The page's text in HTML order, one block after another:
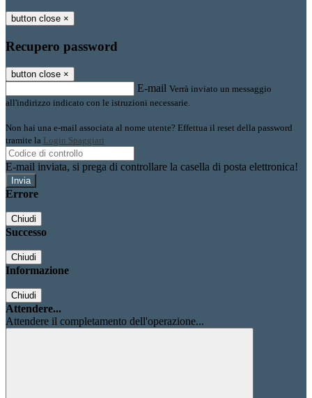
button close ×
Recupero password
button close ×
E-mail Verrà inviato un messaggio
all'indirizzo indicato con le istruzioni necessarie.
Non hai una e-mail associata al nome utente? Effettua il reset della password
tramite la Login Spaggiari
E-mail inviata, si prega di controllare la casella di posta elettronica!
Errore
Chiudi
Successo
Chiudi
Informazione
Chiudi
Attendere...
Attendere il completamento dell'operazione...